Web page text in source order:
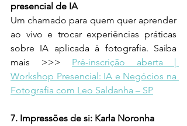
presencial de IA
Um chamado para quem quer aprender
ao vivo e trocar experiências práticas
sobre IA aplicada à fotografia. Saiba
mais >>> Pré-inscrição aberta |
Workshop Presencial: IA e Negócios na
Fotografia com Leo Saldanha – SP
7. Impressões de si: Karla Noronha